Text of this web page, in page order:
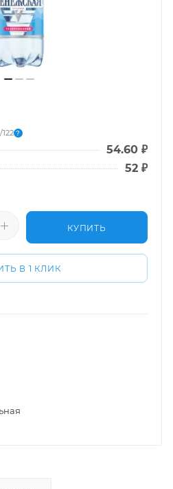
?
54.60 ₽
52 ₽
КУПИТЬ
В 1 КЛИК